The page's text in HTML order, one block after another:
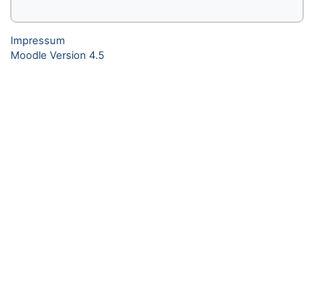
Impressum
Moodle Version 4.5